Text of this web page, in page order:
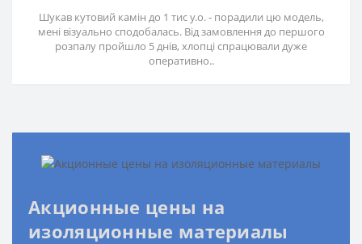
Шукав кутовий камін до 1 тис у.о. - порадили цю модель,
мені візуально сподобалась. Від замовлення до першого
розпалу пройшло 5 днів, хлопці спрацювали дуже
оперативно..
Акционные цены на
изоляционные материалы